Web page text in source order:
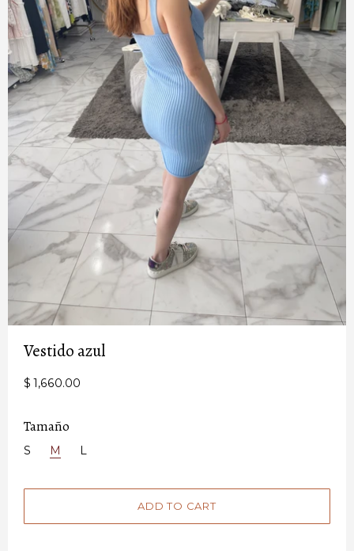
Vestido azul
$ 1,660.00
Tamaño
S M L